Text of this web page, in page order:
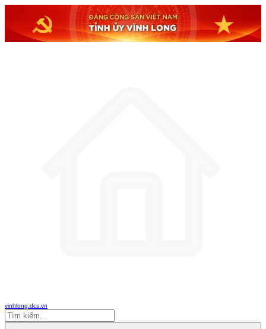
vinhlong.dcs.vn